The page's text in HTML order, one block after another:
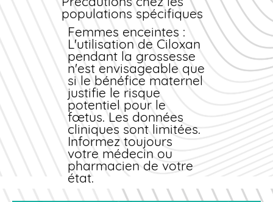
Si vous constatez une
réaction anormale
sévère (œdème
palpébral massif,
difficultés
respiratoires, choc),
appelez
immédiatement le
SAMU (15) ou rendez-
vous aux urgences les
plus proches.
populations spécifiques
Femmes enceintes :
L'utilisation de Ciloxan
pendant la grossesse
n'est envisageable que
si le bénéfice maternel
justifie le risque
potentiel pour le
fœtus. Les données
cliniques sont limitées.
Informez toujours
votre médecin ou
pharmacien de votre
état.